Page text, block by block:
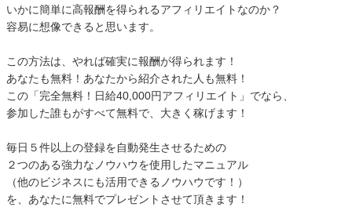
いかに簡単に高報酬を得られるアフィリエイトなのか？
容易に想像できると思います。
この方法は、やれば確実に報酬が得られます！
あなたも無料！あなたから紹介された人も無料！
この「完全無料！日給40,000円アフィリエイト」でなら、
参加した誰もがすべて無料で、大きく稼げます！
毎日５件以上の登録を自動発生させるための
２つのある強力なノウハウを使用したマニュアル
（他のビジネスにも活用できるノウハウです！）
を、あなたに無料でプレゼントさせて頂きます！